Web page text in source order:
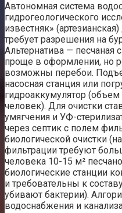
Автономная система
гидрогеологического
известняк»
требует разрешения на
Альтернатива — песчаная
проще в оформлении, но
возможны перебои.
насосная станция или
гидроаккумулятор
человек). Для очистки
умягчения и УФ-
через септик с полем
биологической очистки
фильтрации требуют
человека 10-15 м²
биологические станции
и требовательны к
убивают бактерии).
водоснабжения и